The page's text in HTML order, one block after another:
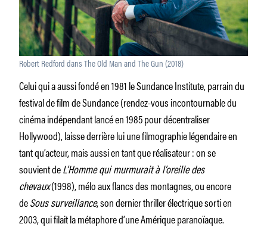
Robert Redford dans The Old Man and The Gun (2018)
Celui qui a aussi fondé en 1981 le Sundance Institute, parrain du
festival de film de Sundance (rendez-vous incontournable du
cinéma indépendant lancé en 1985 pour décentraliser
Hollywood), laisse derrière lui une filmographie légendaire en
tant qu’acteur, mais aussi en tant que réalisateur : on se
souvient deL’Homme qui murmurait à l’oreille des
chevaux(1998), mélo aux flancs des montagnes, ou encore
deSous surveillance, son dernier thriller électrique sorti en
2003, qui filait la métaphore d’une Amérique paranoïaque.